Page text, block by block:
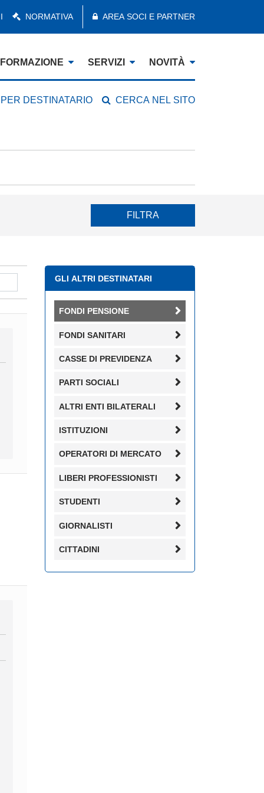
NORMATIVA AREA SOCI E PARTNER
FORMAZIONE SERVIZI NOVITÀ
DESTINATARIO CERCA NEL SITO
FILTRA
GLI ALTRI DESTINATARI
FONDI PENSIONE
FONDI SANITARI
CASSE DI PREVIDENZA
PARTI SOCIALI
ALTRI ENTI BILATERALI
ISTITUZIONI
OPERATORI DI MERCATO
LIBERI PROFESSIONISTI
STUDENTI
GIORNALISTI
CITTADINI